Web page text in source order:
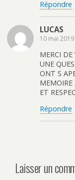
Répondre
LUCAS
10 mai 2019
MERCI
UNE
ONT S
MEMOIRE
ET
Répondre
Laisser un